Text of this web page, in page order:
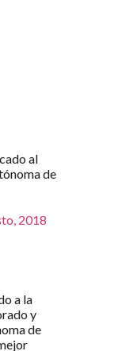
al
de
2018
a la
y
de